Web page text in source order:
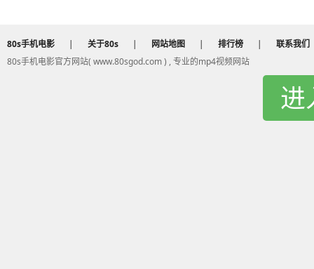
80s手机电影 | 关于80s | 网站地图 | 排行榜 |
联系我们
80s手机电影官方网站( www.80sgod.com ) , 专业的mp4视频网站
进